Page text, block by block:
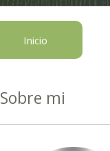
Inicio
Sobre mi